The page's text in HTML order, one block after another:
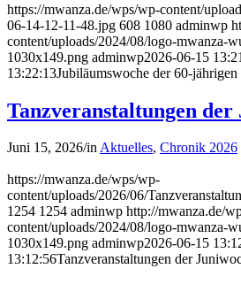
https://mwanza.de/wps/wp-content/
06-14-12-11-48.jpg 608 1080 adminwp
content/uploads/2024/08/logo-mwanza-
1030x149.png adminwp2026-06-15
13:22:13Jubiläumswoche der 60-jährigen
Tanzveranstaltungen der
Juni 15, 2026/inAktuelles, Chronik 2026
https://mwanza.de/wps/wp-
content/uploads/2026/06/
1254 1254 adminwp http://mwanza.de/
content/uploads/2024/08/logo-mwanza-
1030x149.png adminwp2026-06-15
13:12:56Tanzveranstaltungen der